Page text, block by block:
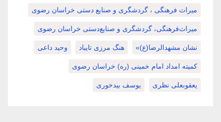
میراث فرهنگی ، گردشگری و صنایع دستی خراسان رضوی
میراث‌فرهنگی، گردشگری و صنایع‌دستی خراسان رضوی
نشان مشهدالرضا(ع)» هنگ مرزی تایباد وحید داعی
کمیته امداد امام خمینی (ره) خراسان رضوی
یعقوبعلی نظری یوسف بیدخوری